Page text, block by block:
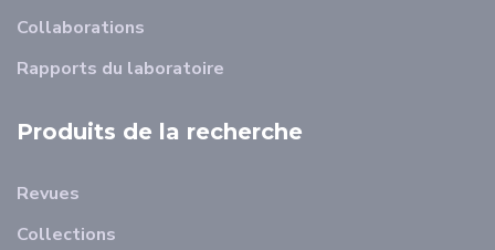
Collaborations
Rapports du laboratoire
Produits de la recherche
Revues
Collections